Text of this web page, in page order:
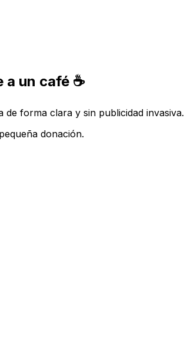
un café ☕
de forma clara y sin publicidad invasiva.
donación.